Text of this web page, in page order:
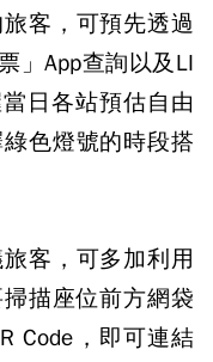
客，可預先透過
」App查詢以及LI
日各站預估自由
色燈號的時段搭
客，可多加利用
描座位前方網袋
Code，即可連結